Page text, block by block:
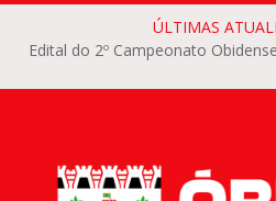
ÚLTIMAS
Edital do 2º Campeonato